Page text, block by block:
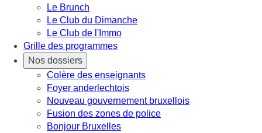
Le Brunch
Le Club du Dimanche
Le Club de l'Immo
Grille des programmes
Nos dossiers
Colère des enseignants
Foyer anderlechtois
Nouveau gouvernement bruxellois
Fusion des zones de police
Bonjour Bruxelles